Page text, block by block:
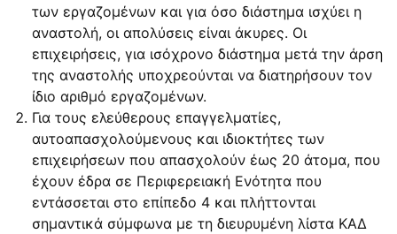
των εργαζομένων και για όσο διάστημα ισχύει η
αναστολή, οι απολύσεις είναι άκυρες. Οι
επιχειρήσεις, για ισόχρονο διάστημα μετά την άρση
της αναστολής υποχρεούνται να διατηρήσουν τον
ίδιο αριθμό εργαζομένων.
Για τους ελεύθερους επαγγελματίες,
αυτοαπασχολούμενους και ιδιοκτήτες των
επιχειρήσεων που απασχολούν έως 20 άτομα, που
έχουν έδρα σε Περιφερειακή Ενότητα που
εντάσσεται στο επίπεδο 4 και πλήττονται
σημαντικά σύμφωνα με τη διευρυμένη λίστα ΚΑΔ